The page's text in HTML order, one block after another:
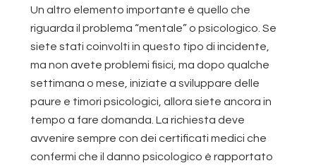
Un altro elemento importante è quello che
riguarda il problema “mentale” o psicologico. Se
siete stati coinvolti in questo tipo di incidente,
ma non avete problemi fisici, ma dopo qualche
settimana o mese, iniziate a sviluppare delle
paure e timori psicologici, allora siete ancora in
tempo a fare domanda. La richiesta deve
avvenire sempre con dei certificati medici che
confermi che il danno psicologico è rapportato